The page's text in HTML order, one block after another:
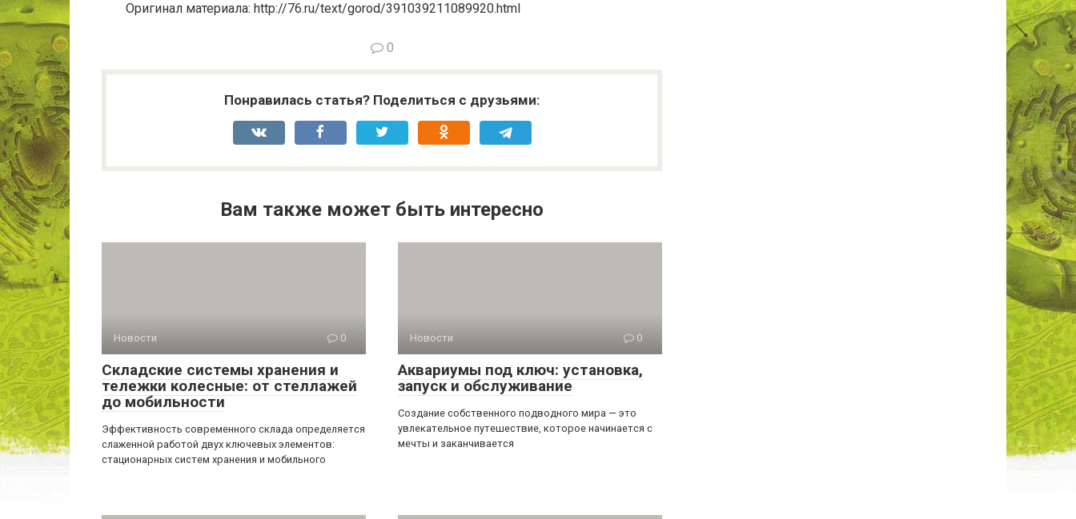
Оригинал материала: http://76.ru/text/gorod/391039211089920.html
0
Понравилась статья? Поделиться с друзьями:
Вам также может быть интересно
Новости 0
Складские системы хранения и
тележки колесные: от стеллажей
до мобильности
Эффективность современного склада определяется
слаженной работой двух ключевых элементов:
стационарных систем хранения и мобильного
Новости 0
Аквариумы под ключ: установка,
запуск и обслуживание
Создание собственного подводного мира — это
увлекательное путешествие, которое начинается с
мечты и заканчивается